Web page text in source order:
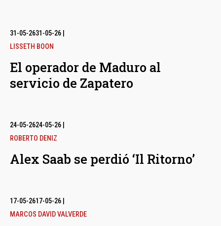
31-05-2631-05-26
LISSETH BOON
El operador de Maduro al
servicio de Zapatero
24-05-2624-05-26
ROBERTO DENIZ
Alex Saab se perdió ‘Il Ritorno’
17-05-2617-05-26
MARCOS DAVID VALVERDE